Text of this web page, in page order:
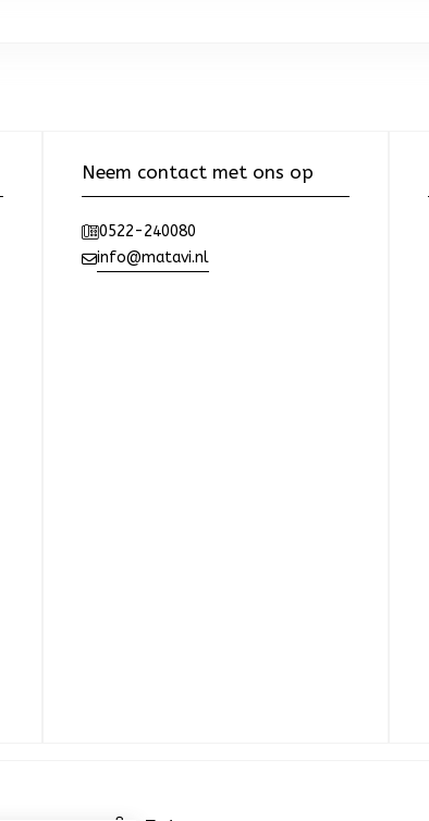
Neem contact met ons op
0522-240080
info@matavi.nl